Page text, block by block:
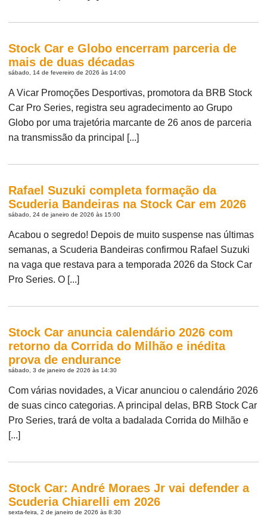
Stock Car e Globo encerram parceria de
mais de duas décadas
sábado, 14 de fevereiro de 2026 às 14:00
A Vicar Promoções Desportivas, promotora da BRB Stock
Car Pro Series, registra seu agradecimento ao Grupo
Globo por uma trajetória marcante de 26 anos de parceria
na transmissão da principal [...]
Rafael Suzuki completa formação da
Scuderia Bandeiras na Stock Car em 2026
sábado, 24 de janeiro de 2026 às 15:00
Acabou o segredo! Depois de muito suspense nas últimas
semanas, a Scuderia Bandeiras confirmou Rafael Suzuki
na vaga que restava para a temporada 2026 da Stock Car
Pro Series. O [...]
Stock Car anuncia calendário 2026 com
retorno da Corrida do Milhão e inédita
prova de endurance
sábado, 3 de janeiro de 2026 às 14:30
Com várias novidades, a Vicar anunciou o calendário 2026
de suas cinco categorias. A principal delas, BRB Stock Car
Pro Series, trará de volta a badalada Corrida do Milhão e
[...]
Stock Car: André Moraes Jr vai defender a
Scuderia Chiarelli em 2026
sexta-feira, 2 de janeiro de 2026 às 8:30